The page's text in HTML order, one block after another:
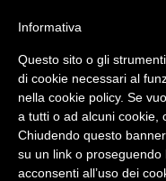
Informativa
Questo sito o gli
di cookie necessari al
nella cookie policy. Se
a tutti o ad alcuni cookie,
Chiudendo questo
su un link o proseguendo
acconsenti all’uso dei